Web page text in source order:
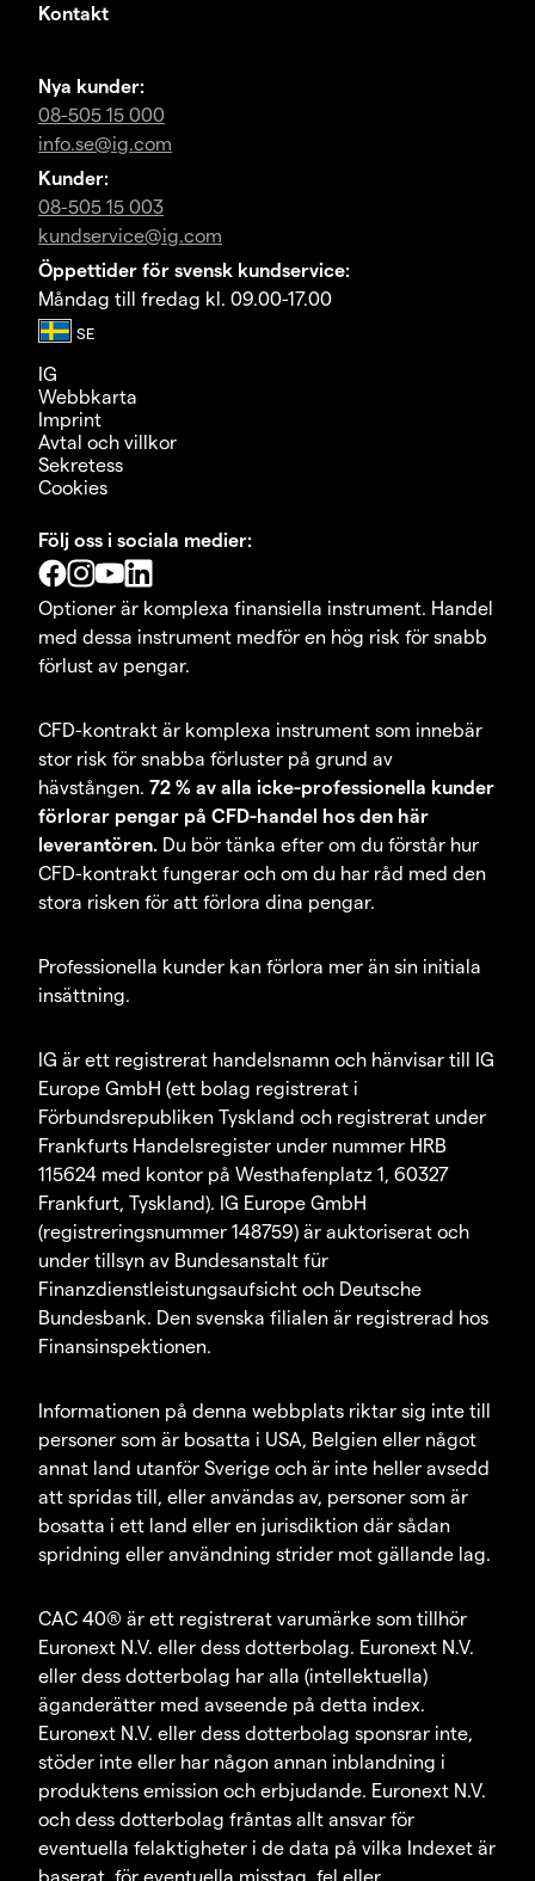
Kontakt
Nya kunder:
08-505 15 000
info.se@ig.com
Kunder:
08-505 15 003
kundservice@ig.com
Öppettider för svensk kundservice:
Måndag till fredag kl. 09.00-17.00
IG
Webbkarta
Imprint
Avtal och villkor
Sekretess
Cookies
Följ oss i sociala medier:
Optioner är komplexa finansiella instrument. Handel
med dessa instrument medför en hög risk för snabb
förlust av pengar.
CFD-kontrakt är komplexa instrument som innebär
stor risk för snabba förluster på grund av
hävstången. 72 % av alla icke-professionella kunder
förlorar pengar på CFD-handel hos den här
leverantören. Du bör tänka efter om du förstår hur
CFD-kontrakt fungerar och om du har råd med den
stora risken för att förlora dina pengar.
Professionella kunder kan förlora mer än sin initiala
insättning.
IG är ett registrerat handelsnamn och hänvisar till IG
Europe GmbH (ett bolag registrerat i
Förbundsrepubliken Tyskland och registrerat under
Frankfurts Handelsregister under nummer HRB
115624 med kontor på Westhafenplatz 1, 60327
Frankfurt, Tyskland). IG Europe GmbH
(registreringsnummer 148759) är auktoriserat och
under tillsyn av Bundesanstalt für
Finanzdienstleistungsaufsicht och Deutsche
Bundesbank. Den svenska filialen är registrerad hos
Finansinspektionen.
Informationen på denna webbplats riktar sig inte till
personer som är bosatta i USA, Belgien eller något
annat land utanför Sverige och är inte heller avsedd
att spridas till, eller användas av, personer som är
bosatta i ett land eller en jurisdiktion där sådan
spridning eller användning strider mot gällande lag.
CAC 40® är ett registrerat varumärke som tillhör
Euronext N.V. eller dess dotterbolag. Euronext N.V.
eller dess dotterbolag har alla (intellektuella)
äganderätter med avseende på detta index.
Euronext N.V. eller dess dotterbolag sponsrar inte,
stöder inte eller har någon annan inblandning i
produktens emission och erbjudande. Euronext N.V.
och dess dotterbolag fråntas allt ansvar för
eventuella felaktigheter i de data på vilka Indexet är
baserat, för eventuella misstag, fel eller